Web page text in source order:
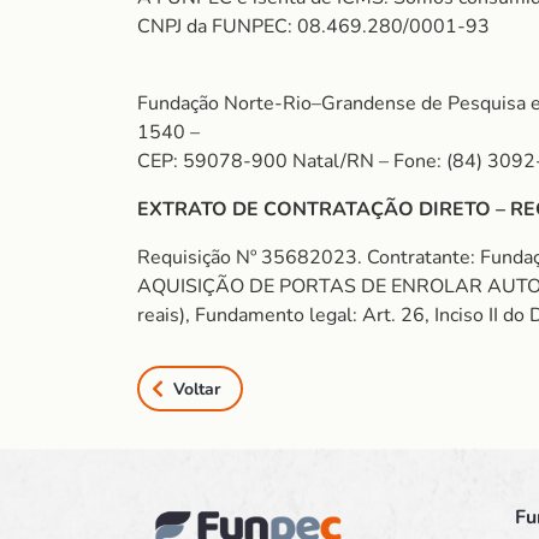
CNPJ da FUNPEC: 08.469.280/0001-93
Fundação Norte-Rio–Grandense de
1540 –
CEP: 59078-900 Natal/RN – Fone: (84)
EXTRATO DE CONTRATAÇÃO DIRETO –
Requisição Nº 35682023. Contratante:
AQUISIÇÃO DE PORTAS DE ENROLAR
reais), Fundamento legal: Art. 26, Inciso II
Voltar